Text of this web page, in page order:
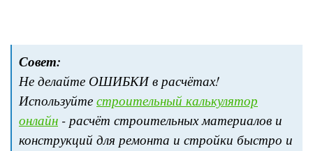
Совет:
Не делайте ОШИБКИ в расчётах!
Используйте строительный калькулятор
онлайн - расчёт строительных материалов и
конструкций для ремонта и стройки быстро и